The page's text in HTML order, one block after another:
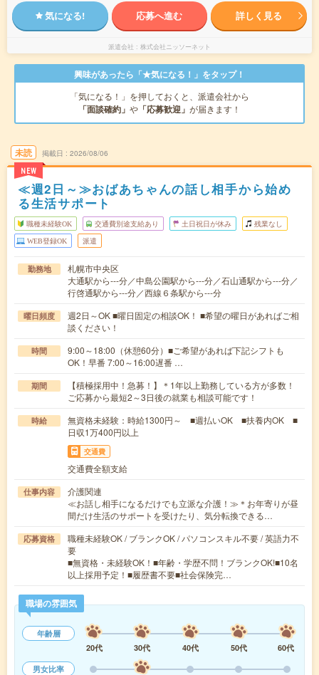
気になる! 応募へ進む 詳しく見る
派遣会社 株式会社ニッソーネット
興味があったら「★気になる！」をタップ！
「気になる！」を押しておくと、派遣会社から
「面談確約」 や 「応募歓迎」 が届きます！
未読
NEW
掲載日 2026/08/06
≪週2日～≫おばあちゃんの話し相手から始め
る生活サポート
職種未経験OK 交通費別途支給あり 土日祝日が休み 残業なし
WEB登録OK 派遣
勤務地
札幌市中央区
大通駅から---分／中島公園駅から---分／石山通駅から---分／
行啓通駅から---分／西線６条駅から---分
曜日頻度
週2日～OK ■曜日固定の相談OK！ ■希望の曜日があればご相
談ください！
時間
9:00～18:00（休憩60分）■ご希望があれば下記シフトも
OK！早番 7:00～16:00遅番 …
期間
【積極採用中！急募！】＊1年以上勤務している方が多数！
ご応募から最短2～3日後の就業も相談可能です！
時給
無資格未経験：時給1300円～ ■週払いOK ■扶養内OK ■
日収1万400円以上
交通費
交通費全額支給
仕事内容
介護関連
≪お話し相手になるだけでも立派な介護！≫＊お年寄りが昼
間だけ生活のサポートを受けたり、気分転換できる…
応募資格
職種未経験OK / ブランクOK / パソコンスキル不要 / 英語力不
要
■無資格・未経験OK！■年齢・学歴不問！ブランクOK!■10名
以上採用予定！■履歴書不要■社会保険完…
職場の雰囲気
年齢層
20代
30代 40代 50代
60代
男女比率